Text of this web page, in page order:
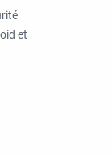
et